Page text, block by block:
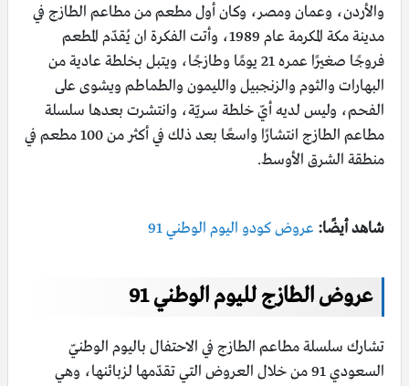
والأردن، وعمان ومصر، وكان أول مطعم من مطاعم الطازج في
مدينة مكة المكرمة عام 1989، وأتت الفكرة ان يُقدّم المطعم
فروجًا صغيرًا عمره 21 يومًا وطازجًا، ويتبل بخلطة عادية من
البهارات والثوم والزنجبيل والليمون والطماطم ويشوى على
الفحم، وليس لديه أيّ خلطة سريّة، وانتشرت بعدها سلسلة
مطاعم الطازج انتشارًا واسعًا بعد ذلك في أكثر من 100 مطعم في
منطقة الشرق الأوسط.
شاهد أيضًا: عروض كودو اليوم الوطني 91
عروض الطازج لليوم الوطني 91
تشارك سلسلة مطاعم الطازج في الاحتفال باليوم الوطنيّ
السعودي 91 من خلال العروض التي تقدّمها لزبائنها، وهي